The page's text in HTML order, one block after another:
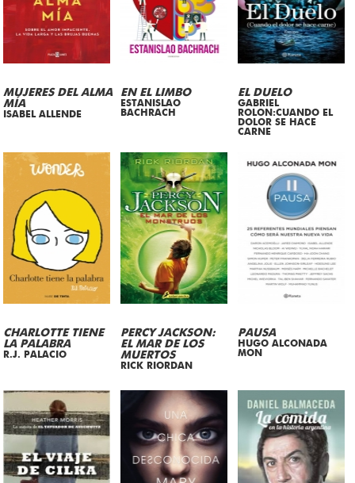
MUJERES DEL ALMA
MÍA
ISABEL ALLENDE
EN EL LIMBO
ESTANISLAO
BACHRACH
EL DUELO
GABRIEL
ROLON:CUANDO EL
DOLOR SE HACE
CARNE
CHARLOTTE TIENE
LA PALABRA
R.J. PALACIO
PERCY JACKSON:
EL MAR DE LOS
MUERTOS
RICK RIORDAN
PAUSA
HUGO ALCONADA
MON